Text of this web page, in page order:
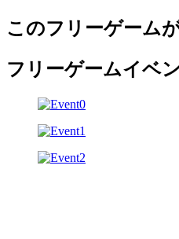
このフリーゲーム
フリーゲームイベ